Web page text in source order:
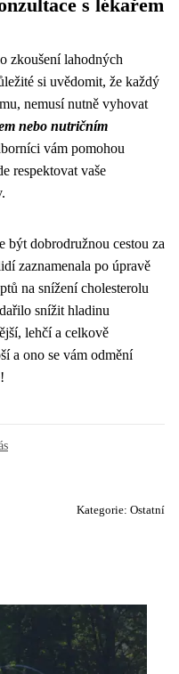
s lékařem
zkoušení lahodných
si uvědomit, že každý
nemusí nutně vyhovat
nebo nutričním
vám pomohou
respektovat vaše
být dobrodružnou cestou za
zaznamenala po úpravě
na snížení cholesterolu
snížit hladinu
lehčí a celkově
a ono se vám odmění
Kategorie: Ostatní